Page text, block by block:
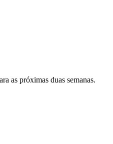
as próximas duas semanas.